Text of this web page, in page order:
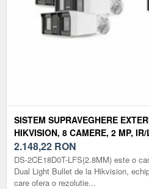
SISTEM SUPRAVEGHERE
HIKVISION, 8 CAMERE, 2 MP,
MM, MICROFON
2.148,22 RON
DS-2CE18D0T-LFS(2.8MM) este o
Dual Light Bullet de la Hikvision,
care ofera o rezolutie...